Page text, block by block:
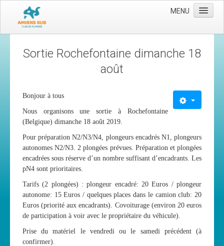
MENU
L'équipe
Le comité directeur
Apnée
Baptèmes
Plongée adultes
Adhérer
Les News
Sortie Rochefontaine dimanche 18
août
Bonjour à tous
Nous organisons une sortie à Rochefontaine
(Belgique) dimanche 18 août 2019.
Pour préparation N2/N3/N4, plongeurs encadrés N1, plongeurs
autonomes N2/N3. 2 plongées prévues. Préparation et plongées
encadrées sous réserve d’un nombre suffisant d’encadrants. Les
pN4 sont prioritaires.
Tarifs (2 plongées) : plongeur encadré: 20 Euros / plongeur
autonome: 15 Euros / quelques places dans le camion club: 20
Euros (priorité aux encadrants). Covoiturage (environ 20 euros
de participation à voir avec le propriétaire du véhicule).
Prise du matériel le vendredi ou le samedi précédent (à
confirmer).